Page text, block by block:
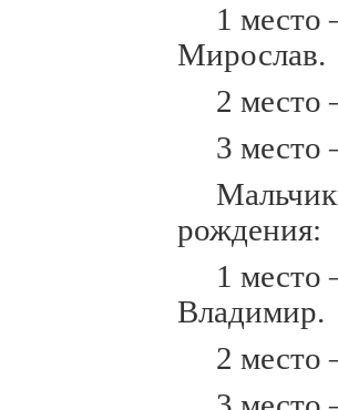
1 место
Мирослав.
2 место
3 место
рождения:
1 место
Владимир.
2 место